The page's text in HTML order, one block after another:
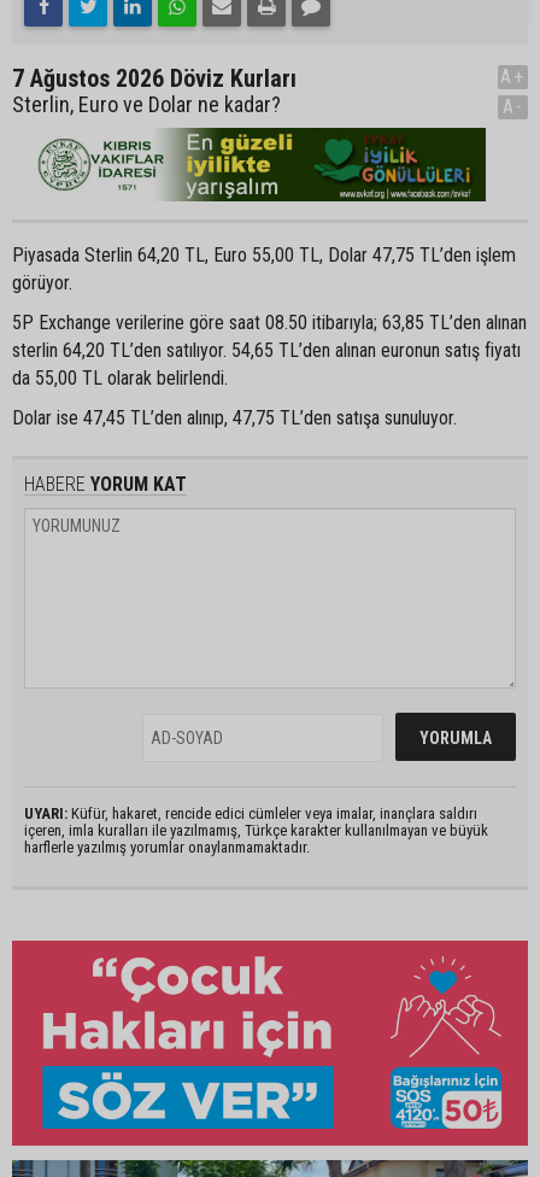
7 Ağustos 2026 Döviz Kurları
Sterlin, Euro ve Dolar ne kadar?
A+
A-
Piyasada Sterlin 64,20 TL, Euro 55,00 TL, Dolar 47,75 TL’den işlem
görüyor.
5P Exchange verilerine göre saat 08.50 itibarıyla; 63,85 TL’den alınan
sterlin 64,20 TL’den satılıyor. 54,65 TL’den alınan euronun satış fiyatı
da 55,00 TL olarak belirlendi.
Dolar ise 47,45 TL’den alınıp, 47,75 TL’den satışa sunuluyor.
HABERE YORUM KAT
UYARI: Küfür, hakaret, rencide edici cümleler veya imalar, inançlara saldırı
içeren, imla kuralları ile yazılmamış, Türkçe karakter kullanılmayan ve büyük
harflerle yazılmış yorumlar onaylanmamaktadır.